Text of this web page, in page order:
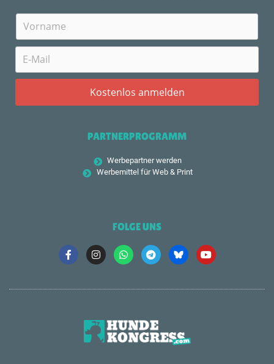
PARTNERPROGRAMM
Werbepartner werden
Werbemittel für Web & Print
FOLGE UNS